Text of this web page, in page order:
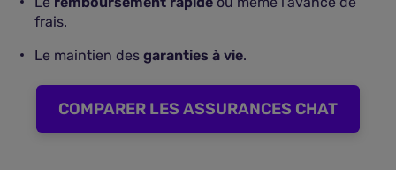
frais.
Le maintien des garanties à vie.
COMPARER LES ASSURANCES CHAT